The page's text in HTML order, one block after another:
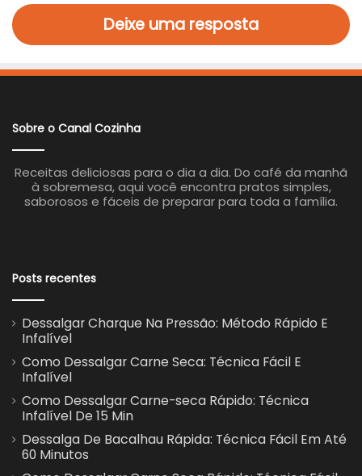
Deixe uma resposta
Sobre o Canal Cozinha
Receitas deliciosas para o dia a dia. Do café da manhã
à sobremesa, aqui você encontra pratos simples,
saborosos e fáceis de preparar para toda a família.
Posts recentes
Dessalgar Charque Na Pressão: Método Rápido E
Infalível
Como Dessalgar Carne Seca: Técnica Fácil E
Infalível
Como Dessalgar Carne-seca Rápido: Técnica
Infalível De 15 Min
Dessalga De Bacalhau Rápida: Técnica Fácil Em Até
60 Minutos